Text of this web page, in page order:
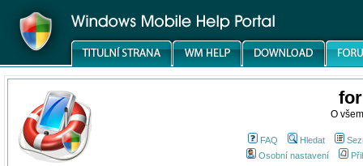
O
FAQ Hledat
Osobní nastavení